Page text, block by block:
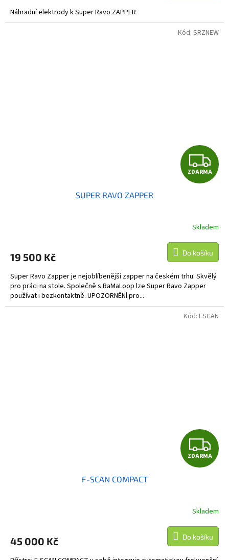
Náhradní elektrody k Super Ravo ZAPPER
Z
D
R
M
A
ZDARMA
SUPER RAVO ZAPPER
je
z
5
hvězdiček.
Skladem
19 500 Kč Do košíku
Super Ravo Zapper je nejoblíbenější zapper na českém trhu. Skvělý
pro práci na stole. Společně s RaMaLoop lze Super Ravo Zapper
používat i bezkontaktně. UPOZORNĚNÍ pro...
Kód: SRZNEW
Z
D
R
M
A
ZDARMA
F-SCAN COMPACT
Skladem
45 000 Kč Do košíku
Kód: FSCAN